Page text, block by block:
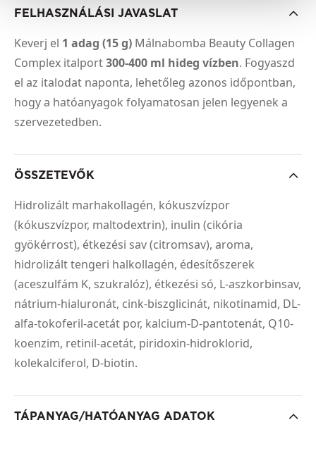
FELHASZNÁLÁSI JAVASLAT
Keverj el 1 adag (15 g) Málnabomba Beauty Collagen
Complex italport300-400 ml hideg vízben. Fogyaszd
el az italodat naponta, lehetőleg azonos időpontban,
hogy a hatóanyagok folyamatosan jelen legyenek a
szervezetedben.
ÖSSZETEVŐK
Hidrolizált marhakollagén, kókuszvízpor
(kókuszvízpor, maltodextrin), inulin (cikória
gyökérrost), étkezési sav (citromsav), aroma,
hidrolizált tengeri halkollagén, édesítőszerek
(aceszulfám K, szukralóz), étkezési só, L-aszkorbinsav,
nátrium-hialuronát, cink-biszglicinát, nikotinamid, DL-
alfa-tokoferil-acetát por, kalcium-D-pantotenát, Q10-
koenzim, retinil-acetát, piridoxin-hidroklorid,
kolekalciferol, D-biotin.
TÁPANYAG/HATÓANYAG ADATOK